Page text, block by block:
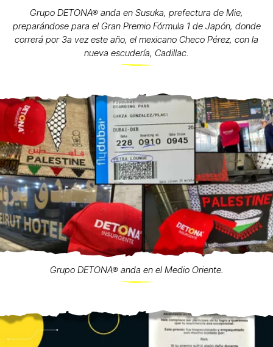
Grupo DETONA® anda en Susuka, prefectura de Mie,
preparándose para el Gran Premio Fórmula 1 de Japón, donde
correrá por 3a vez este año, el mexicano Checo Pérez, con la
nueva escudería, Cadillac.
Grupo DETONA® anda en el Medio Oriente.